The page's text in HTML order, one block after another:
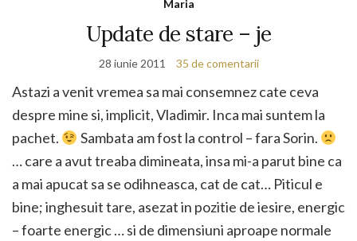
Maria
Update de stare – je
28 iunie 2011 35 de comentarii
Astazi a venit vremea sa mai consemnez cate ceva
despre mine si, implicit, Vladimir. Inca mai suntem la
pachet.
Sambata am fost la control – fara Sorin.
… care a avut treaba dimineata, insa mi-a parut bine ca
a mai apucat sa se odihneasca, cat de cat… Piticul e
bine; inghesuit tare, asezat in pozitie de iesire, energic
– foarte energic … si de dimensiuni aproape normale